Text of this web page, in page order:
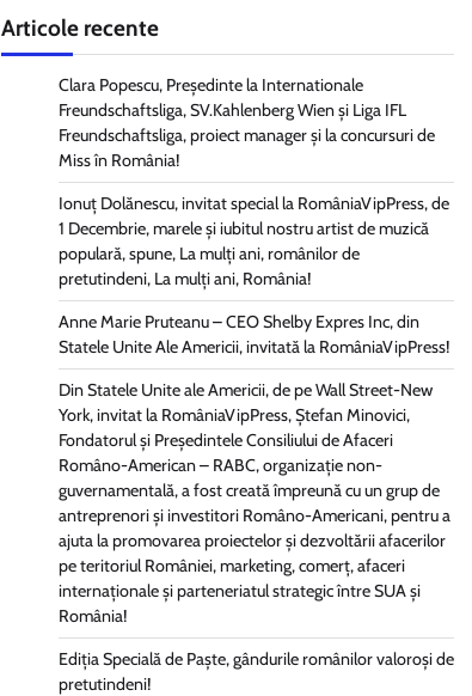
Articole recente
Clara Popescu, Președinte la Internationale
Freundschaftsliga, SV.Kahlenberg Wien şi Liga IFL
Freundschaftsliga, proiect manager și la concursuri de
Miss în România!
Ionuț Dolănescu, invitat special la RomâniaVipPress, de
1 Decembrie, marele și iubitul nostru artist de muzică
populară, spune, La mulți ani, românilor de
pretutindeni, La mulți ani, România!
Anne Marie Pruteanu – CEO Shelby Expres Inc, din
Statele Unite Ale Americii, invitată la RomâniaVipPress!
Din Statele Unite ale Americii, de pe Wall Street-New
York, invitat la RomâniaVipPress, Ștefan Minovici,
Fondatorul și Președintele Consiliului de Afaceri
Româno-American – RABC, organizație non-
guvernamentală, a fost creată împreună cu un grup de
antreprenori și investitori Româno-Americani, pentru a
ajuta la promovarea proiectelor și dezvoltării afacerilor
pe teritoriul României, marketing, comerț, afaceri
internaționale și parteneriatul strategic între SUA și
România!
Ediția Specială de Paște, gândurile românilor valoroși de
pretutindeni!